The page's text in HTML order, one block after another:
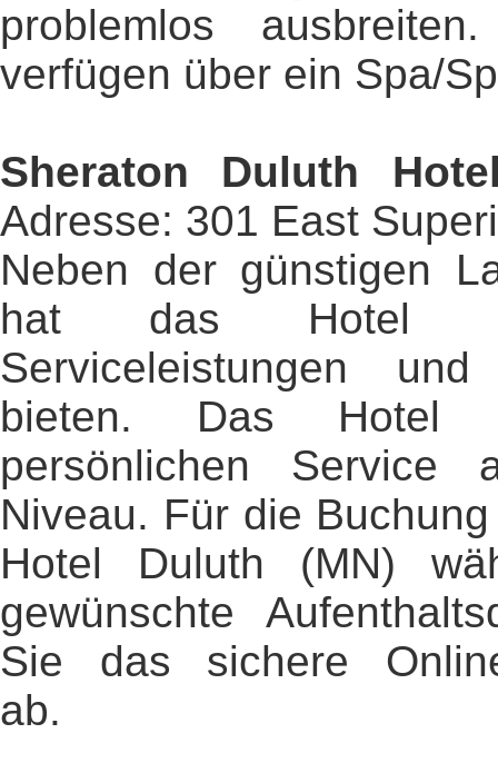
problemlos
verfügen über ein Spa/
Sheraton Duluth
Adresse: 301 East
Neben der günstigen
hat das Hotel
Serviceleistungen
bieten. Das Hotel
persönlichen Service
Niveau. Für die
Hotel Duluth (MN)
gewünschte
Sie das sichere
ab.